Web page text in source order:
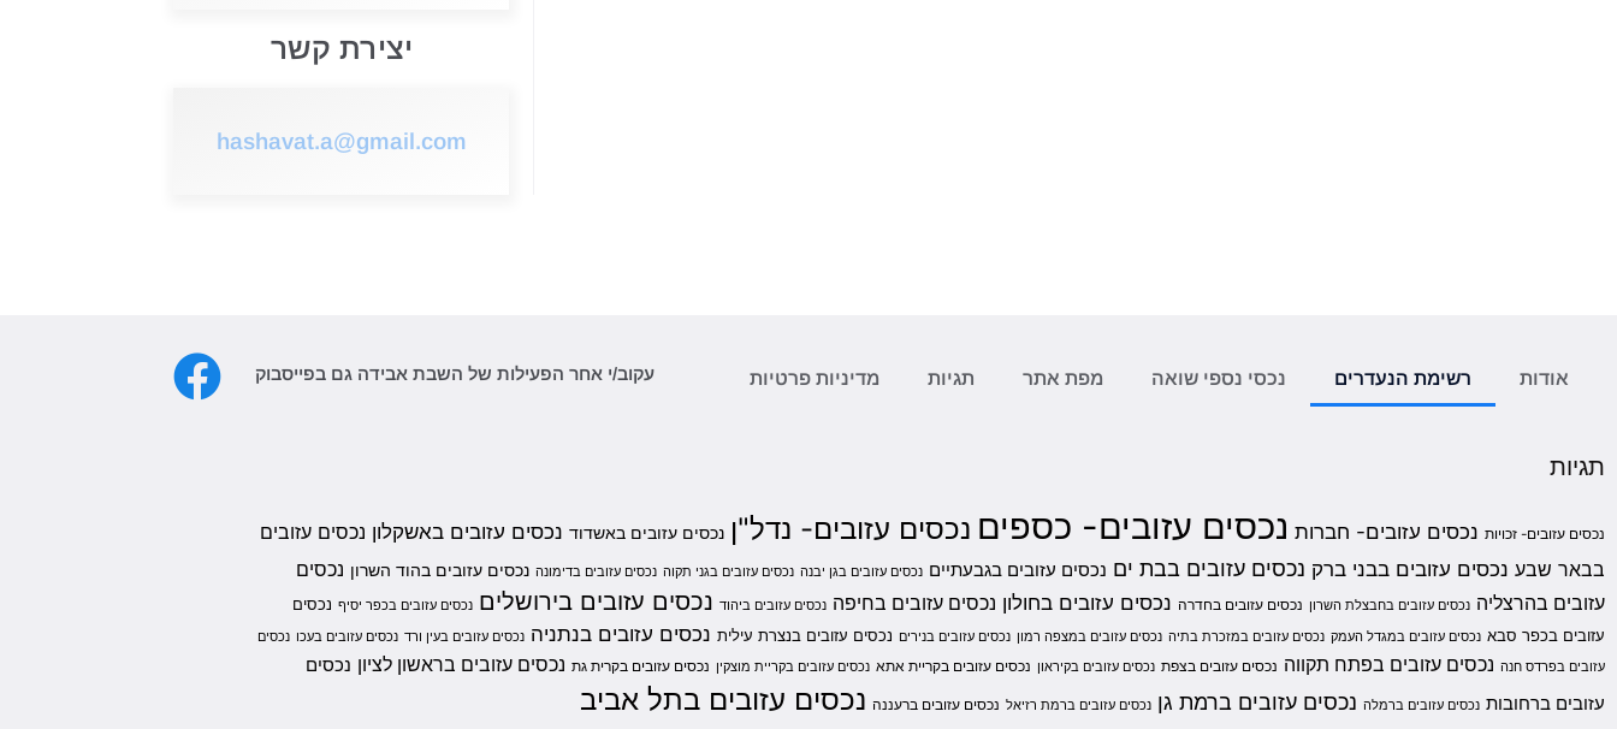
יצירת קשר
hashavat.a@gmail.com
אודות רשימת הנעדרים נכסי נספי שואה מפת אתר תגיות מדיניות פרטיות עקוב/י אחר הפעילות של השבת אבידה גם בפייסבוק
תגיות
נכסים עזובים- זכויות נכסים עזובים- חברות נכסים עזובים- כספים נכסים עזובים- נדל"ן נכסים עזובים באשדוד נכסים עזובים באשקלון נכסים עזובים
בבאר שבע נכסים עזובים בבני ברק נכסים עזובים בבת ים נכסים עזובים בגבעתיים נכסים עזובים בגן יבנה נכסים עזובים בגני תקוה נכסים עזובים בדימונה נכסים עזובים בהוד השרון נכסים
עזובים בהרצליה נכסים עזובים בחבצלת השרון נכסים עזובים בחדרה נכסים עזובים בחולון נכסים עזובים בחיפה נכסים עזובים ביהוד נכסים עזובים בירושלים נכסים עזובים בכפר יסיף נכסים
עזובים בכפר סבא נכסים עזובים במגדל העמק נכסים עזובים במזכרת בתיה נכסים עזובים במצפה רמון נכסים עזובים בנירים נכסים עזובים בנצרת עילית נכסים עזובים בנתניה נכסים עזובים בעין ורד נכסים עזובים בעכו נכסים
עזובים בפרדס חנה נכסים עזובים בפתח תקווה נכסים עזובים בצפת נכסים עזובים בקיראון נכסים עזובים בקריית אתא נכסים עזובים בקריית מוצקין נכסים עזובים בקרית גת נכסים עזובים בראשון לציון נכסים
עזובים ברחובות נכסים עזובים ברמלה נכסים עזובים ברמת גן נכסים עזובים ברמת רזיאל נכסים עזובים ברעננה נכסים עזובים בתל אביב